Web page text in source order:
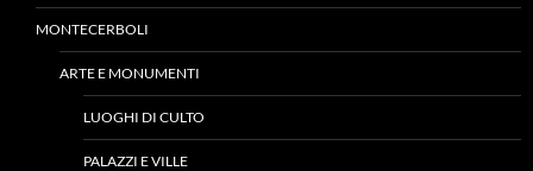
MONTECERBOLI
ARTE E MONUMENTI
LUOGHI DI CULTO
PALAZZI E VILLE